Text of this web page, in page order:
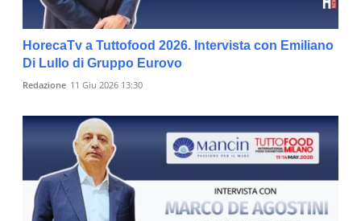
HorecaTv a Tuttofood 2026. Intervista con Emiliano
Di Lullo di Gruppo Eurovo
Redazione 11 Giu 2026 13:30